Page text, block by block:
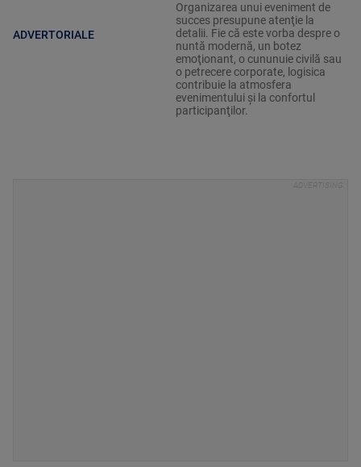
ADVERTORIALE
Organizarea unui eveniment de
succes presupune atenţie la
detalii. Fie că este vorba despre o
nuntă modernă, un botez
emoţionant, o cununuie civilă sau
o petrecere corporate, logisica
contribuie la atmosfera
evenimentului şi la confortul
participanţilor.